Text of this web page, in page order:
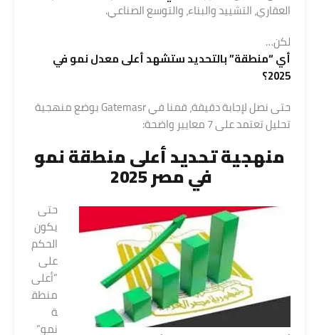
العقاري، التشييد والبناء، والتوسع الصناعي.
لكن…
أي “منطقة” بالتحديد ستشهد أعلى معدل نمو في
2025؟
حتى نصل لإجابة دقيقة، قمنا في Gatemasr بوضع منهجية
تحليل تعتمد على 7 معايير واضحة:
منهجية تحديد أعلى منطقة نمو
في مصر 2025
حتى
يكون
الحكم
على
“أعلى
منطق
ة
نمو”